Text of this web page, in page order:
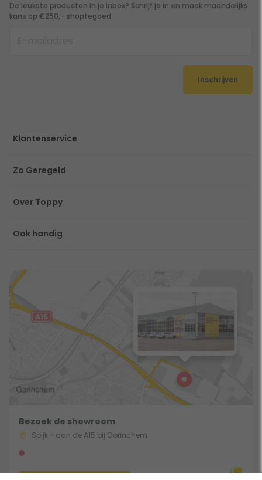
De leukste producten in je inbox? Schrijf je in en maak maandelijks
kans op €250,- shoptegoed.
Inschrijven
Klantenservice
Zo Geregeld
Over Toppy
Ook handig
Bezoek de showroom
Spijk - aan de A15 bij Gorinchem